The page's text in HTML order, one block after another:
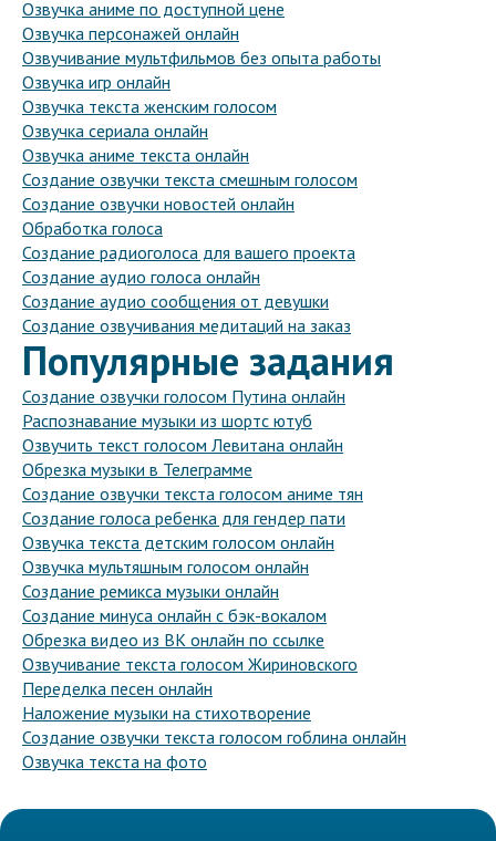
Озвучка аниме по доступной цене
Озвучка персонажей онлайн
Озвучивание мультфильмов без опыта работы
Озвучка игр онлайн
Озвучка текста женским голосом
Озвучка сериала онлайн
Озвучка аниме текста онлайн
Создание озвучки текста смешным голосом
Создание озвучки новостей онлайн
Обработка голоса
Создание радиоголоса для вашего проекта
Создание аудио голоса онлайн
Создание аудио сообщения от девушки
Создание озвучивания медитаций на заказ
Популярные задания
Создание озвучки голосом Путина онлайн
Распознавание музыки из шортс ютуб
Озвучить текст голосом Левитана онлайн
Обрезка музыки в Телеграмме
Создание озвучки текста голосом аниме тян
Создание голоса ребенка для гендер пати
Озвучка текста детским голосом онлайн
Озвучка мультяшным голосом онлайн
Создание ремикса музыки онлайн
Создание минуса онлайн с бэк-вокалом
Обрезка видео из ВК онлайн по ссылке
Озвучивание текста голосом Жириновского
Переделка песен онлайн
Наложение музыки на стихотворение
Создание озвучки текста голосом гоблина онлайн
Озвучка текста на фото